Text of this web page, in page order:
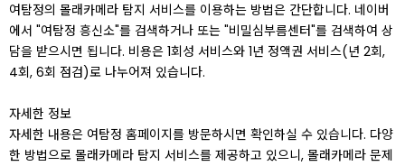
여탐정의 몰래카메라 탐지 서비스를 이용하는 방법은 간단합니다. 네이버
에서 "여탐정 흥신소"를 검색하거나 또는 "비밀심부름센터"를 검색하여 상
담을 받으시면 됩니다. 비용은 1회성 서비스와 1년 정액권 서비스(년 2회,
4회, 6회 점검)로 나누어져 있습니다.
자세한 정보
자세한 내용은 여탐정 홈페이지를 방문하시면 확인하실 수 있습니다. 다양
한 방법으로 몰래카메라 탐지 서비스를 제공하고 있으니, 몰래카메라 문제